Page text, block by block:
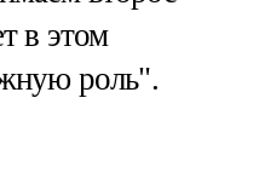
в этом
роль".